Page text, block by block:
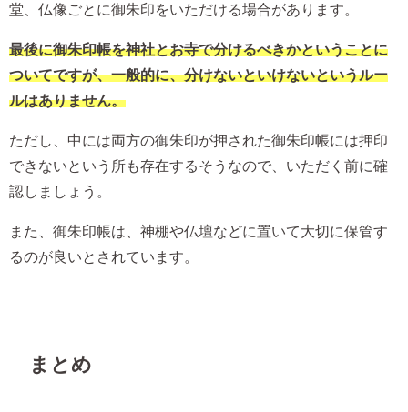
堂、仏像ごとに御朱印をいただける場合があります。
最後に御朱印帳を神社とお寺で分けるべきかということに
ついてですが、一般的に、分けないといけないというルー
ルはありません。
ただし、中には両方の御朱印が押された御朱印帳には押印
できないという所も存在するそうなので、いただく前に確
認しましょう。
また、御朱印帳は、神棚や仏壇などに置いて大切に保管す
るのが良いとされています。
まとめ